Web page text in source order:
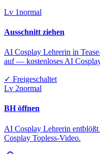
Lv 1normal
Ausschnitt ziehen
AI Cosplay Lehrerin in
auf — kostenloses AI
✓ Freigeschaltet
Lv 2normal
BH öffnen
AI Cosplay Lehrerin
Cosplay Topless-Video.